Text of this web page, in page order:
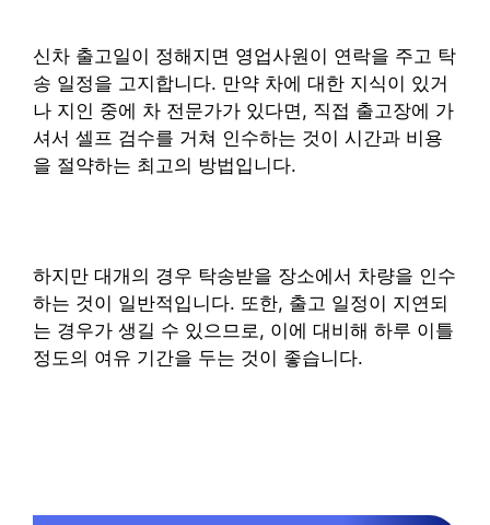
신차 출고일이 정해지면 영업사원이 연락을 주고 탁
송 일정을 고지합니다. 만약 차에 대한 지식이 있거
나 지인 중에 차 전문가가 있다면, 직접 출고장에 가
셔서 셀프 검수를 거쳐 인수하는 것이 시간과 비용
을 절약하는 최고의 방법입니다.
하지만 대개의 경우 탁송받을 장소에서 차량을 인수
하는 것이 일반적입니다. 또한, 출고 일정이 지연되
는 경우가 생길 수 있으므로, 이에 대비해 하루 이틀
정도의 여유 기간을 두는 것이 좋습니다.